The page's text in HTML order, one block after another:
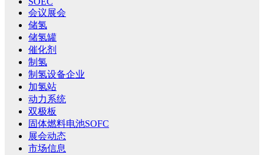
会议展会
储氢
储氢罐
催化剂
制氢
制氢设备企业
加氢站
动力系统
双极板
固体燃料电池SOFC
展会动态
市场信息